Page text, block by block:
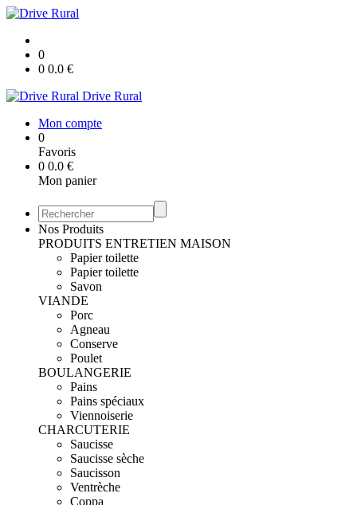
0
0 0.0 €
Drive Rural
Mon compte
0
Favoris
0 0.0 €
Mon panier
Nos Produits
PRODUITS ENTRETIEN MAISON
Papier toilette
Papier toilette
Savon
VIANDE
Porc
Agneau
Conserve
Poulet
BOULANGERIE
Pains
Pains spéciaux
Viennoiserie
CHARCUTERIE
Saucisse
Saucisse sèche
Saucisson
Ventrèche
Coppa